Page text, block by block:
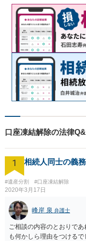
口座凍結解除の法律
1 相続人同士の義
#遺産分割 #口座凍結解除
2020年3月17日
峰岸 泉 弁護士
ご相談の内容のとおりで
も何かしら理由をつける